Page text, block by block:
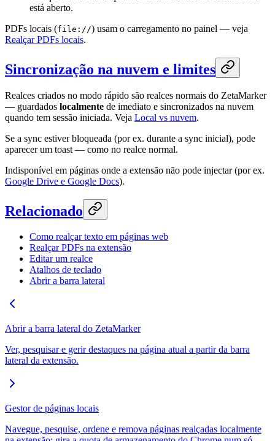
está aberto.
PDFs locais (file://) usam o carregamento no painel — veja
Realçar PDFs locais.
Sincronização na nuvem e limites
Realces criados no modo rápido são realces normais do ZetaMarker
— guardados localmente de imediato e sincronizados na nuvem
quando tem sessão iniciada. Veja Local vs nuvem.
Se a sync estiver bloqueada (por ex. durante a sync inicial), pode
aparecer um toast — como no realce normal.
Indisponível em páginas onde a extensão não pode injectar (por ex.
Google Drive e Google Docs).
Relacionado
Como realçar texto em páginas web
Realçar PDFs na extensão
Editar um realce
Atalhos de teclado
Abrir a barra lateral
Abrir a barra lateral do ZetaMarker
Ver, pesquisar e gerir destaques na página atual a partir da barra
lateral da extensão.
Gestor de páginas locais
Navegue, pesquise, ordene e remova páginas realçadas localmente